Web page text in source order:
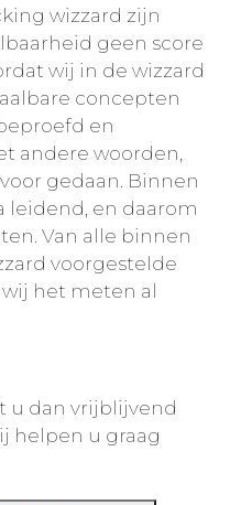
wizzard zijn
geen score
wij in de wizzard
concepten
en
andere woorden,
gedaan. Binnen
leidend, en daarom
Van alle binnen
voorgestelde
het meten al
u dan vrijblijvend
helpen u graag